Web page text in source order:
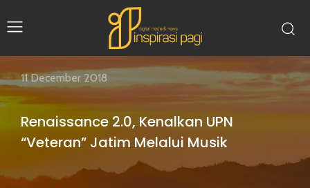
Renaissance 2.0, Kenalkan UPN
“Veteran” Jatim Melalui Musik
11 December 2018